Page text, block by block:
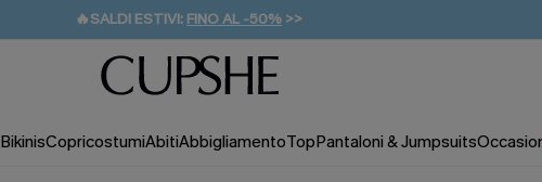
🔥SALDI ESTIVI: FINO AL -50% >>
🚚SPEDIZIONE GRATUITA DA 49€
💌REGALO PER I NUOVI: 20% DI SCONTO*
BikinisCopricostumiAbitiAbbigliamentoTopPantaloni & Jumpsuits